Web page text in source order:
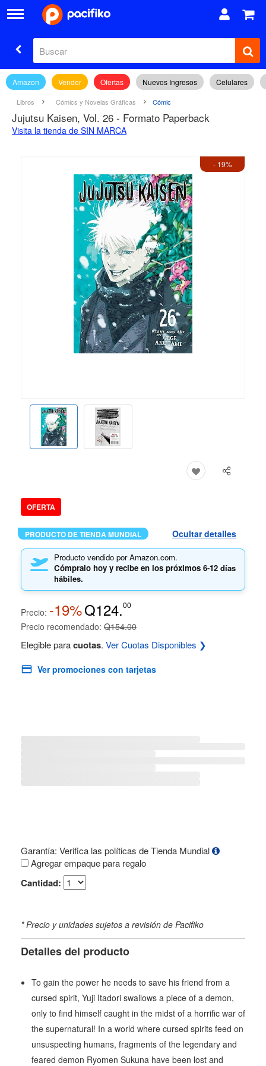
Amazon Vender Ofertas Nuevos Ingresos Celulares
Libros Cómics y Novelas Gráficas Cómic
Jujutsu Kaisen, Vol. 26 - Formato Paperback
Visita la tienda de SIN MARCA
- 19%
OFERTA
PRODUCTO DE TIENDA MUNDIAL Ocultar detalles
Producto vendido por Amazon.com.
Cómpralo hoy y recibe en los próximos 6-12 días
hábiles.
Precio: -19%Q124.00
Precio recomendado: Q154.00
Elegible paracuotas. Ver Cuotas Disponibles ❯
Ver promociones con tarjetas
Garantía: Verifica las políticas de Tienda Mundial
Agregar empaque para regalo
Cantidad:
* Precio y unidades sujetos a revisión de Pacifiko
Detalles del producto
To gain the power he needs to save his friend from a
cursed spirit, Yuji Itadori swallows a piece of a demon,
only to find himself caught in the midst of a horrific war of
the supernatural! In a world where cursed spirits feed on
unsuspecting humans, fragments of the legendary and
feared demon Ryomen Sukuna have been lost and